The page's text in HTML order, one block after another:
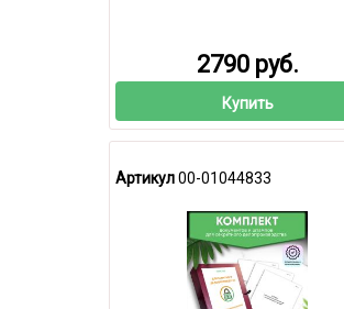
2790 руб.
Купить
Артикул00-01044833